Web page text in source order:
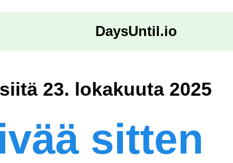
DaysUntil.io
23. lokakuuta 2025
sitten